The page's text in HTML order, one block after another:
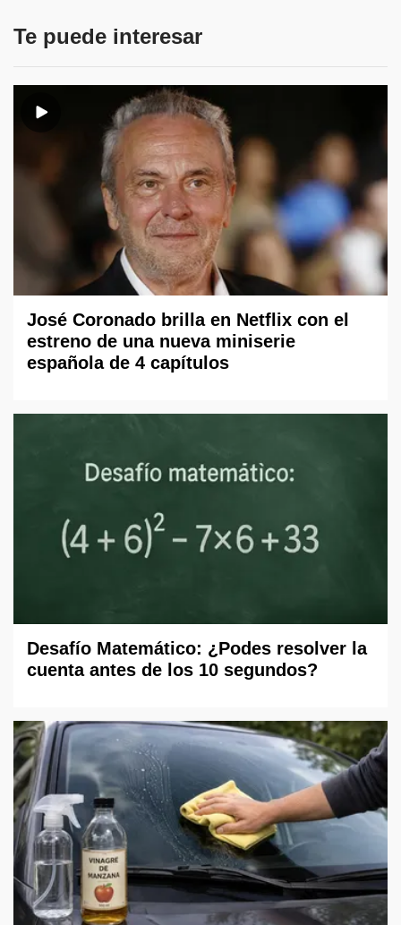
Te puede interesar
José Coronado brilla en Netflix con el
estreno de una nueva miniserie
española de 4 capítulos
Desafío Matemático: ¿Podes resolver la
cuenta antes de los 10 segundos?